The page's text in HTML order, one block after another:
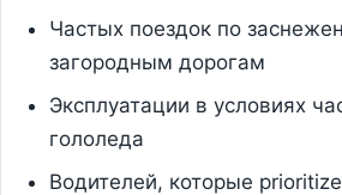
Частых поездок по
загородным дорогам
Эксплуатации в условиях
гололеда
Водителей, которые prioritize